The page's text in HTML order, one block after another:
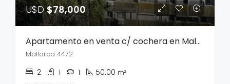
U$D$78,000
Apartamento en venta c/ cochera en Malvin Norte
Mallorca 4472
2 1 1 50.00 m²